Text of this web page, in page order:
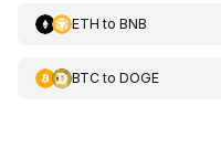
ETH to BNB
BTCto DOGE